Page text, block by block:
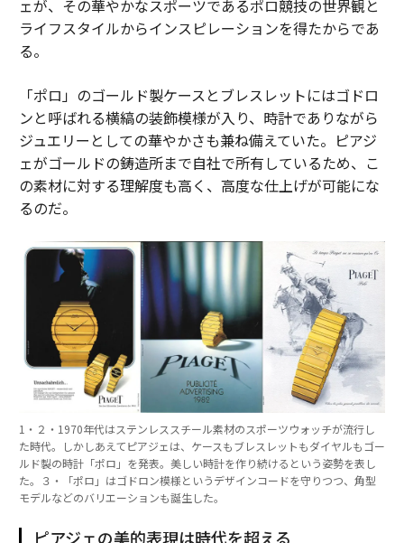
ェが、その華やかなスポーツであるポロ競技の世界観と
ライフスタイルからインスピレーションを得たからであ
る。
「ポロ」のゴールド製ケースとブレスレットにはゴドロ
ンと呼ばれる横縞の装飾模様が入り、時計でありながら
ジュエリーとしての華やかさも兼ね備えていた。ピアジ
ェがゴールドの鋳造所まで自社で所有しているため、こ
の素材に対する理解度も高く、高度な仕上げが可能にな
るのだ。
1・２・1970年代はステンレススチール素材のスポーツウォッチが流行し
た時代。しかしあえてピアジェは、ケースもブレスレットもダイヤルもゴー
ルド製の時計「ポロ」を発表。美しい時計を作り続けるという姿勢を表し
た。３・「ポロ」はゴドロン模様というデザインコードを守りつつ、角型
モデルなどのバリエーションも誕生した。
ピアジェの美的表現は時代を超える